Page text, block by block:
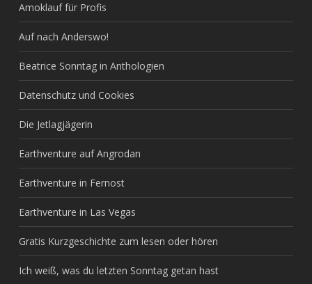
Amoklauf für Profis
Auf nach Anderswo!
Beatrice Sonntag in Anthologien
Datenschutz und Cookies
Die Jetlagjägerin
Earthventure auf Angrodan
Earthventure in Fernost
Earthventure in Las Vegas
Gratis Kurzgeschichte zum lesen oder hören
Ich weiß, was du letzten Sonntag getan hast